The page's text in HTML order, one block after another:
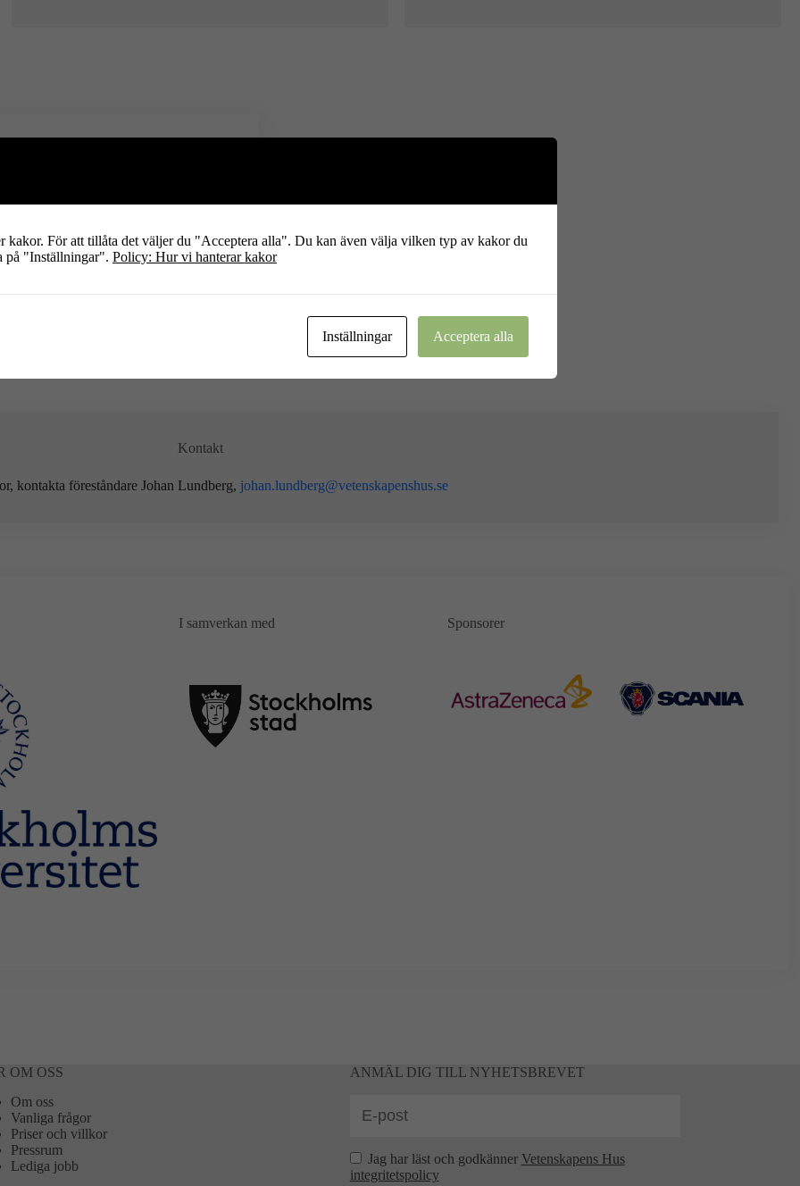
samverkan visa ungdomar
med dem fortsätta vår resa mot att
Kontakt
kontakta föreståndare Johan Lundberg, johan.lundberg@vetenskapenshus.se
I samverkan med Sponsorer
OM OSS
Om oss
Vanliga frågor
Priser och villkor
Pressrum
Lediga jobb
ANMÄL DIG TILL NYHETSBREVET
Jag har läst och godkänner Vetenskapens Hus
integritetspolicy
kakor. För att tillåta det väljer du "Acceptera alla". Du kan även välja vilken typ av kakor du
på "Inställningar". Policy: Hur vi hanterar kakor
Inställningar Acceptera alla